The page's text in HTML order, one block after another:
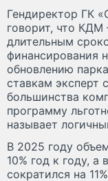
Гендиректор ГК
говорит, что КДМ
длительным
финансирования
обновлению
ставкам эксперт
большинства
программу
называет
В 2025 году
10% год к году,
сократился на